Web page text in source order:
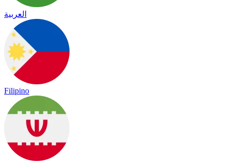
العربية
Filipino